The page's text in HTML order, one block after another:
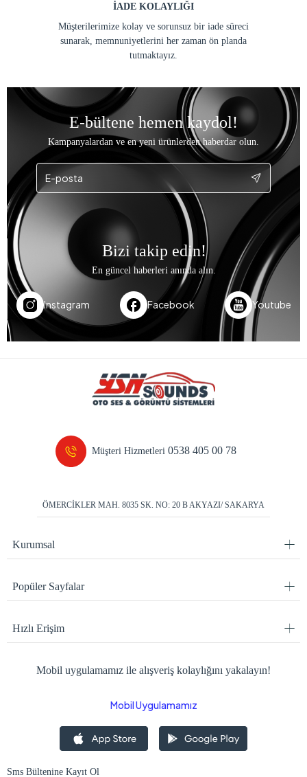
İADE KOLAYLIĞI
Müşterilerimize kolay ve sorunsuz bir iade süreci
sunarak, memnuniyetlerini her zaman ön planda
tutmaktayız.
E-bültene hemen kaydol!
Kampanyalardan ve en yeni ürünlerden haberdar olun.
Bizi takip edin!
En güncel haberleri anında alın.
Instagram Facebook Youtube
Müşteri Hizmetleri0538 405 00 78
ÖMERCİKLER MAH. 8035 SK. NO: 20 B AKYAZI/ SAKARYA
Kurumsal
Popüler Sayfalar
Hızlı Erişim
Mobil uygulamamız ile alışveriş kolaylığını yakalayın!
Mobil Uygulamamız
Sms Bültenine Kayıt Ol